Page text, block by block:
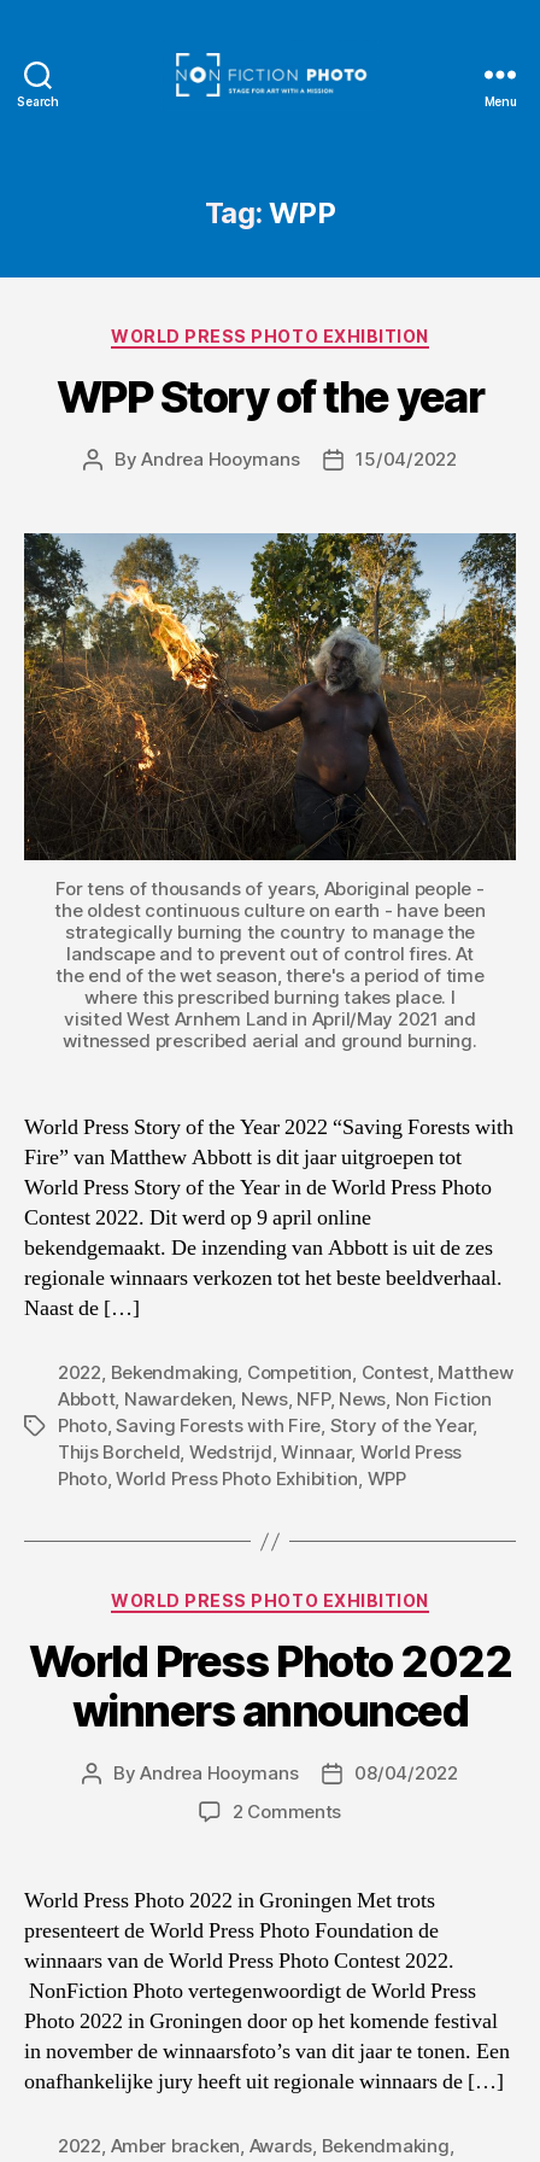
Search Menu
Tag: WPP
Categories
WORLD PRESS PHOTO EXHIBITION
WPP Story of the year
PostByAndrea Hooymans
Post15/04/2022
For tens of thousands of years, Aboriginal people -
the oldest continuous culture on earth - have been
strategically burning the country to manage the
landscape and to prevent out of control fires. At
the end of the wet season, there's a period of time
where this prescribed burning takes place. I
visited West Arnhem Land in April/May 2021 and
witnessed prescribed aerial and ground burning.
World Press Story of the Year 2022 “Saving Forests with
Fire” van Matthew Abbott is dit jaar uitgroepen tot
World Press Story of the Year in de World Press Photo
Contest 2022. Dit werd op 9 april online
bekendgemaakt. De inzending van Abbott is uit de zes
regionale winnaars verkozen tot het beste beeldverhaal.
Naast de […]
Tags
2022, Bekendmaking, Competition, Contest, Matthew
Abbott, Nawardeken, News, NFP, News, Non Fiction
Photo,Saving Forests with Fire, Story of the Year,
Thijs Borcheld, Wedstrijd,Winnaar, World Press
Photo,World Press Photo Exhibition, WPP
Categories
WORLD PRESS PHOTO EXHIBITION
World Press Photo 2022
winners announced
PostByAndrea Hooymans
Post08/04/2022
2 Commentson
Photo
2022
bekendgemaakt
World Press Photo 2022 in Groningen Met trots
presenteert de World Press Photo Foundation de
winnaars van de World Press Photo Contest 2022.
NonFiction Photo vertegenwoordigt de World Press
Photo 2022 in Groningen door op het komende festival
in november de winnaarsfoto’s van dit jaar te tonen. Een
onafhankelijke jury heeft uit regionale winnaars de […]
2022, Amber bracken, Awards, Bekendmaking,